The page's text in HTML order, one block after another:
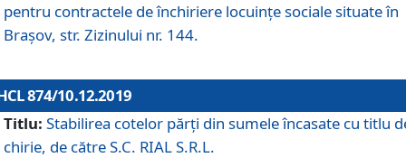
pentru contractele de închiriere locuinţe sociale situate în
Braşov, str. Zizinului nr. 144.
874/10.12.2019
Titlu: Stabilirea cotelor părți din sumele încasate cu titlu
chirie, de către S.C. RIAL S.R.L.